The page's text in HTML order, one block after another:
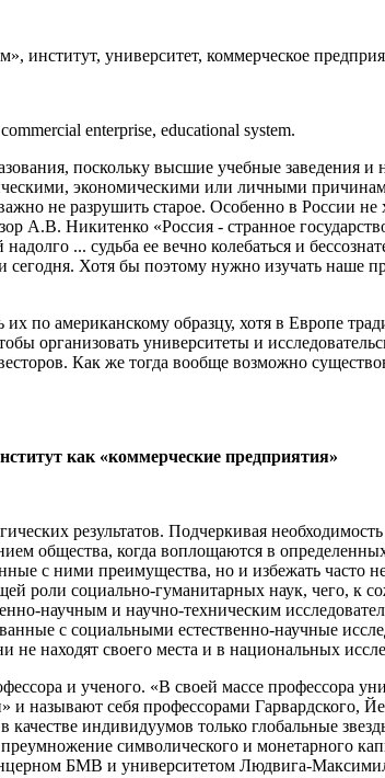
университет, коммерческое
enterprise, educational system.
поскольку высшие учебные заведения
экономическими или личными
не разрушить старое. Особенно в России не
А.В. Никитенко «Россия - странное
... судьба ее вечно колебаться и
Хотя бы поэтому нужно изучать наше
по американскому образцу, хотя в Европе
организовать университеты и
Как же тогда вообще возможно
как «коммерческие предприятия»
результатов. Подчеркивая
общества, когда воплощаются в
с ними преимущества, но и избежать часто
роли социально-гуманитарных наук, чего, к
научным и научно-техническим
с социальными естественно-научные
находят своего места и в национальных
и ученого. «В своей массе профессора
себя профессорами Гарвардского,
индивидуумов только глобальные
символического и монетарного
БМВ и университетом Людвига-